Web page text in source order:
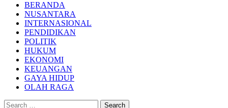
BERANDA
NUSANTARA
INTERNASIONAL
PENDIDIKAN
POLITIK
HUKUM
EKONOMI
KEUANGAN
GAYA HIDUP
OLAH RAGA
Search